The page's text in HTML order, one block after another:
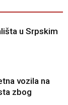
u Srpskim
vozila na
zbog